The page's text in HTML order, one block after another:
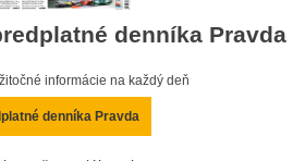
denníka Pravda
informácie na každý deň
denníka Pravda